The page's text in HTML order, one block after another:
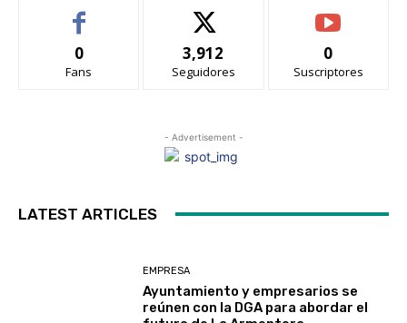
0
Fans
3,912
Seguidores
0
Suscriptores
- Advertisement -
LATEST ARTICLES
EMPRESA
Ayuntamiento y empresarios se
reúnen con la DGA para abordar el